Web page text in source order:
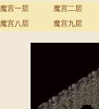
魔宫一层
魔宫二层
魔宫八层
魔宫九层